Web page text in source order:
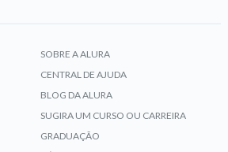
SOBRE A ALURA
CENTRAL DE AJUDA
BLOG DA ALURA
SUGIRA UM CURSO OU CARREIRA
GRADUAÇÃO